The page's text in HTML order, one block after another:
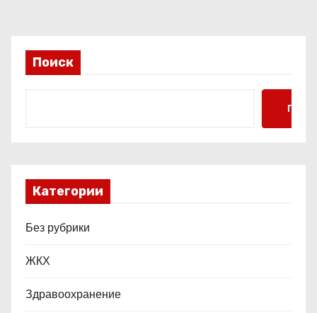
я
м
Поиск
Поиск
Категории
Без рубрики
ЖКХ
Здравоохранение